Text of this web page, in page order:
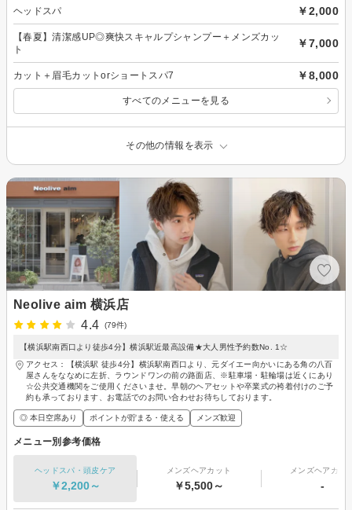
ヘッドスパ ￥2,000
【春夏】清潔感UP◎爽快スキャルプシャンプー＋メンズカッ
ト
￥7,000
カット＋眉毛カットorショートスパ7 ￥8,000
すべてのメニューを見る
その他の情報を表示
Neolive aim 横浜店
4.4
(79件)
【横浜駅南西口より徒歩4分】横浜駅近最高設備★大人男性予約数No. 1☆
アクセス：【横浜駅 徒歩4分】横浜駅南西口より、元ダイエー向かいにある角の八百
屋さんをななめに左折、ラウンドワンの前の路面店、※駐車場・駐輪場は近くにあり
☆公共交通機関をご使用くださいませ。早朝のヘアセットや卒業式の袴着付けのご予
約も承っております、お電話でのお問い合わせお待ちしております。
◎ 本日空席あり ポイントが貯まる・使える メンズ歓迎
メニュー別参考価格
ヘッドスパ・頭皮ケア
￥2,200～
メンズヘアカット
￥5,500～
メンズヘアカラ
-